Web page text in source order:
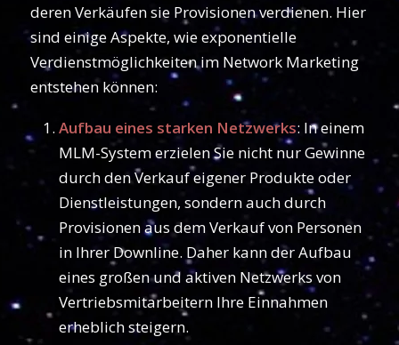
deren Verkäufen sie Provisionen verdienen. Hier
sind einige Aspekte, wie exponentielle
Verdienstmöglichkeiten im Network Marketing
entstehen können:
Aufbau eines starken Netzwerks: In einem
MLM-System erzielen Sie nicht nur Gewinne
durch den Verkauf eigener Produkte oder
Dienstleistungen, sondern auch durch
Provisionen aus dem Verkauf von Personen
in Ihrer Downline. Daher kann der Aufbau
eines großen und aktiven Netzwerks von
Vertriebsmitarbeitern Ihre Einnahmen
erheblich steigern.